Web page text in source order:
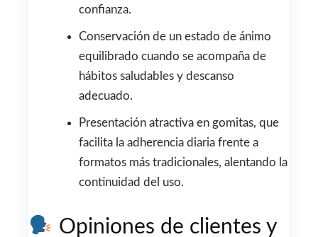
confianza.
Conservación de un estado de ánimo
equilibrado cuando se acompaña de
hábitos saludables y descanso
adecuado.
Presentación atractiva en gomitas, que
facilita la adherencia diaria frente a
formatos más tradicionales, alentando la
continuidad del uso.
Opiniones de clientes y